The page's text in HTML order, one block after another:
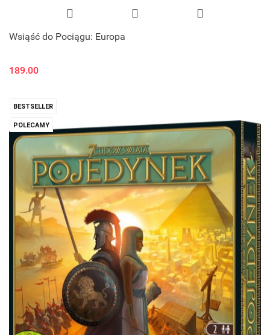
Wsiąść do Pociągu: Europa
189.00
BESTSELLER
POLECAMY